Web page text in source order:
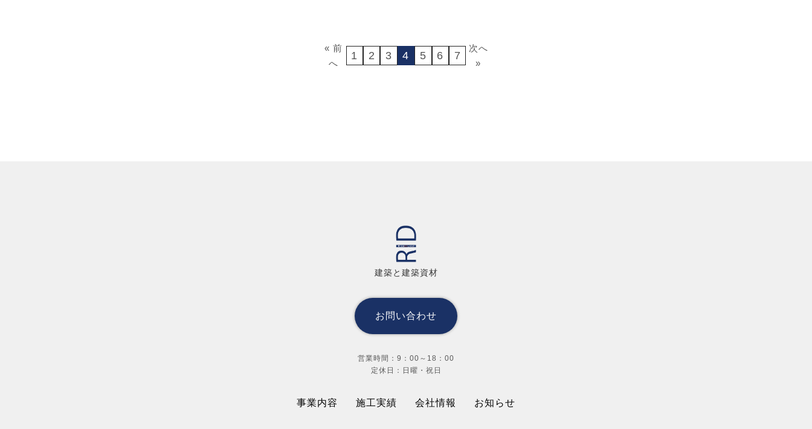
« 前
へ
1 2 3 4 5 6 7
次へ
»
建築と建築資材
お問い合わせ
営業時間：9：00～18：00
定休日：日曜・祝日
事業内容 施工実績 会社情報 お知らせ